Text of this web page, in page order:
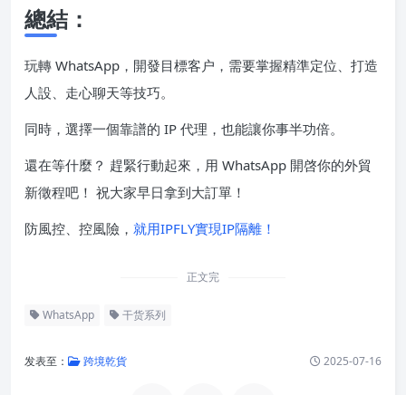
總結：
玩轉 WhatsApp，開發目標客户，需要掌握精準定位、打造
人設、走心聊天等技巧。
同時，選擇一個靠譜的 IP 代理，也能讓你事半功倍。
還在等什麼？ 趕緊行動起來，用 WhatsApp 開啓你的外貿
新徵程吧！ 祝大家早日拿到大訂單！
防風控、控風險， 就用IPFLY實現IP隔離！
正文完
WhatsApp 干货系列
发表至： 跨境乾貨 2025-07-16